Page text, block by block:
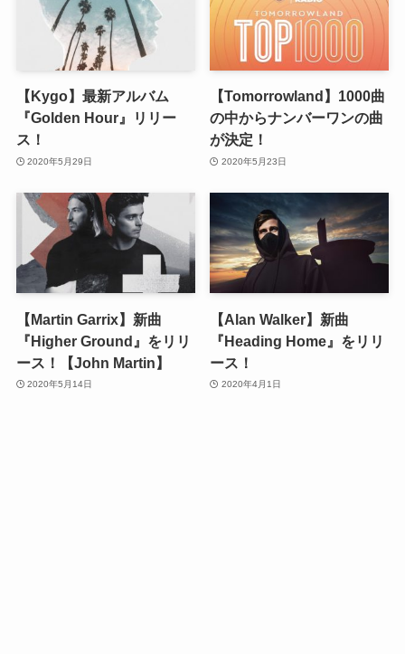
【Kygo】最新アルバム
『Golden Hour』リリー
ス！
2020年5月29日
【Tomorrowland】1000曲
の中からナンバーワンの曲
が決定！
2020年5月23日
【Martin Garrix】新曲
『Higher Ground』をリリ
ース！【John Martin】
2020年5月14日
【Alan Walker】新曲
『Heading Home』をリリ
ース！
2020年4月1日